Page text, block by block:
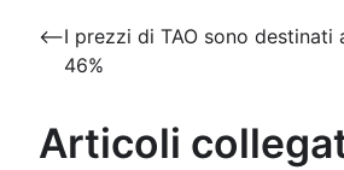
Navigazione
articoli
⟵I prezzi di TAO sono destinati
46%
Articoli